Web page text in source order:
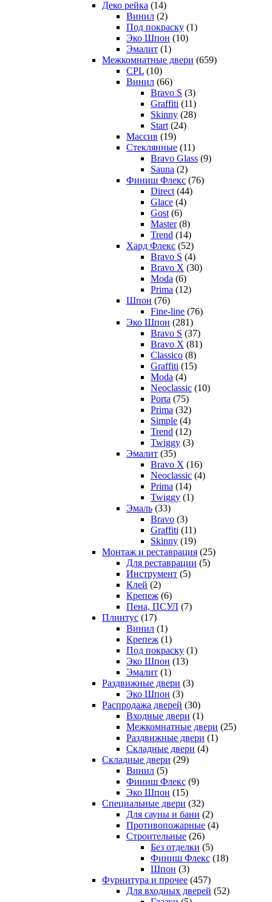
Деко рейка (14)
Винил (2)
Под покраску (1)
Эко Шпон (10)
Эмалит (1)
Межкомнатные двери (659)
CPL (10)
Винил (66)
Bravo S (3)
Graffiti (11)
Skinny (28)
Start (24)
Массив (19)
Стеклянные (11)
Bravo Glass (9)
Sauna (2)
Финиш Флекс (76)
Direct (44)
Glace (4)
Gost (6)
Master (8)
Trend (14)
Хард Флекс (52)
Bravo S (4)
Bravo X (30)
Moda (6)
Prima (12)
Шпон (76)
Fine-line (76)
Эко Шпон (281)
Bravo S (37)
Bravo X (81)
Classico (8)
Graffiti (15)
Moda (4)
Neoclassic (10)
Porta (75)
Prima (32)
Simple (4)
Trend (12)
Twiggy (3)
Эмалит (35)
Bravo X (16)
Neoclassic (4)
Prima (14)
Twiggy (1)
Эмаль (33)
Bravo (3)
Graffiti (11)
Skinny (19)
Монтаж и реставрация (25)
Для реставрации (5)
Инструмент (5)
Клей (2)
Крепеж (6)
Пена, ПСУЛ (7)
Плинтус (17)
Винил (1)
Крепеж (1)
Под покраску (1)
Эко Шпон (13)
Эмалит (1)
Раздвижные двери (3)
Эко Шпон (3)
Распродажа дверей (30)
Входные двери (1)
Межкомнатные двери (25)
Раздвижные двери (1)
Складные двери (4)
Складные двери (29)
Винил (5)
Финиш Флекс (9)
Эко Шпон (15)
Специальные двери (32)
Для сауны и бани (2)
Противопожарные (4)
Строительные (26)
Без отделки (5)
Финиш Флекс (18)
Шпон (3)
Фурнитура и прочее (457)
Для входных дверей (52)